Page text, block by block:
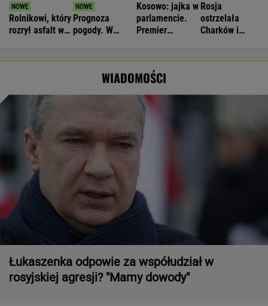
Rolnikowi, który
rozrył asfalt w
Prognoza
pogody. W
Kosowo: jajka w
parlamencie.
Premier
Rosja
ostrzelała
Charków i
WIADOMOŚCI
Łukaszenka odpowie za współudział w
rosyjskiej agresji? "Mamy dowody"